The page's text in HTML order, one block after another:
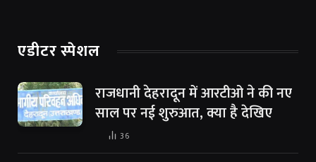
एडीटर स्पेशल
राजधानी देहरादून में आरटीओ ने की नए
साल पर नई शुरुआत, क्या है देखिए
36